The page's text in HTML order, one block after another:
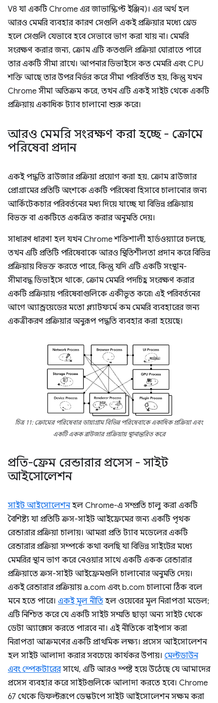
V8 যা একটি Chrome এর জাভাস্ক্রিপ্ট ইঞ্জিন)। এর অর্থ হল
আরও মেমরি ব্যবহার কারণ সেগুলি একই প্রক্রিয়ার মধ্যে থ্রেড
হলে সেগুলি যেভাবে হবে সেভাবে ভাগ করা যায় না। মেমরি
সংরক্ষণ করার জন্য, ক্রোম এটি কতগুলি প্রক্রিয়া ঘোরাতে পারে
তার একটি সীমা রাখে। আপনার ডিভাইসে কত মেমরি এবং CPU
শক্তি আছে তার উপর নির্ভর করে সীমা পরিবর্তিত হয়, কিন্তু যখন
Chrome সীমা অতিক্রম করে, তখন এটি একই সাইট থেকে একটি
প্রক্রিয়ায় একাধিক ট্যাব চালানো শুরু করে।
আরও মেমরি সংরক্ষণ করা হচ্ছে - ক্রোমে
পরিষেবা প্রদান
একই পদ্ধতি ব্রাউজার প্রক্রিয়া প্রয়োগ করা হয়. ক্রোম ব্রাউজার
প্রোগ্রামের প্রতিটি অংশকে একটি পরিষেবা হিসাবে চালানোর জন্য
আর্কিটেকচার পরিবর্তনের মধ্য দিয়ে যাচ্ছে যা বিভিন্ন প্রক্রিয়ায়
বিভক্ত বা একটিতে একত্রিত করার অনুমতি দেয়।
সাধারণ ধারণা হল যখন Chrome শক্তিশালী হার্ডওয়্যারে চলছে,
তখন এটি প্রতিটি পরিষেবাকে আরও স্থিতিশীলতা প্রদান করে বিভিন্ন
প্রক্রিয়ায় বিভক্ত করতে পারে, কিন্তু যদি এটি একটি সংস্থান-
সীমাবদ্ধ ডিভাইসে থাকে, ক্রোম মেমরি পদচিহ্ন সংরক্ষণ করার
একটি প্রক্রিয়ায় পরিষেবাগুলিকে একীভূত করে৷ এই পরিবর্তনের
আগে অ্যান্ড্রয়েডের মতো প্ল্যাটফর্মে কম মেমরি ব্যবহারের জন্য
একত্রীকরণ প্রক্রিয়ার অনুরূপ পদ্ধতি ব্যবহার করা হয়েছে।
চিত্র 11: ক্রোমের পরিষেবার ডায়াগ্রাম বিভিন্ন পরিষেবাকে একাধিক প্রক্রিয়া এবং
একটি একক ব্রাউজার প্রক্রিয়ায় স্থানান্তরিত করে
প্রতি-ফ্রেম রেন্ডারার প্রসেস - সাইট
আইসোলেশন
সাইট আইসোলেশনহল Chrome-এ সম্প্রতি চালু করা একটি
বৈশিষ্ট্য যা প্রতিটি ক্রস-সাইট আইফ্রেমের জন্য একটি পৃথক
রেন্ডারার প্রক্রিয়া চালায়। আমরা প্রতি ট্যাব মডেলের একটি
রেন্ডারার প্রক্রিয়া সম্পর্কে কথা বলছি যা বিভিন্ন সাইটের মধ্যে
মেমরির স্থান ভাগ করে নেওয়ার সাথে একটি একক রেন্ডারার
প্রক্রিয়াতে ক্রস-সাইট আইফ্রেমগুলি চালানোর অনুমতি দেয়।
একই রেন্ডারার প্রক্রিয়ায় a.com এবং b.com চালানো ঠিক বলে
মনে হতে পারে। একই মূল নীতি হল ওয়েবের মূল নিরাপত্তা মডেল;
এটি নিশ্চিত করে যে একটি সাইট সম্মতি ছাড়া অন্য সাইট থেকে
ডেটা অ্যাক্সেস করতে পারবে না। এই নীতিকে বাইপাস করা
নিরাপত্তা আক্রমণের একটি প্রাথমিক লক্ষ্য। প্রসেস আইসোলেশন
হল সাইট আলাদা করার সবচেয়ে কার্যকর উপায়। মেল্টডাউন
এবং স্পেকটারেরসাথে, এটি আরও স্পষ্ট হয়ে উঠেছে যে আমাদের
প্রসেস ব্যবহার করে সাইটগুলিকে আলাদা করতে হবে। Chrome
67 থেকে ডিফল্টরূপে ডেস্কটপে সাইট আইসোলেশন সক্ষম করা